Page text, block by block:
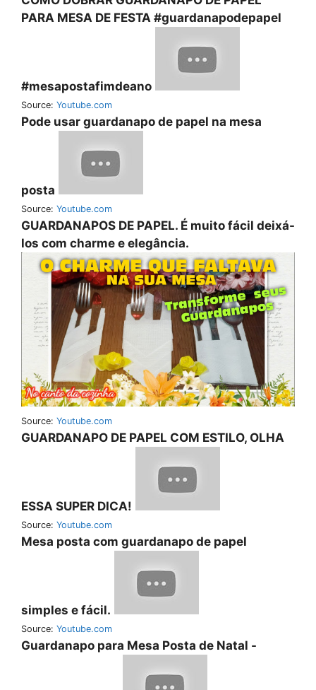
PARA MESA DE FESTA #guardanapodepapel
#mesapostafimdeano
Source: Youtube.com
Pode usar guardanapo de papel na mesa
posta
Source: Youtube.com
GUARDANAPOS DE PAPEL. É muito fácil deixá-
los com charme e elegância.
Source: Youtube.com
GUARDANAPO DE PAPEL COM ESTILO, OLHA
ESSA SUPER DICA!
Source: Youtube.com
Mesa posta com guardanapo de papel
simples e fácil.
Source: Youtube.com
Guardanapo para Mesa Posta de Natal -